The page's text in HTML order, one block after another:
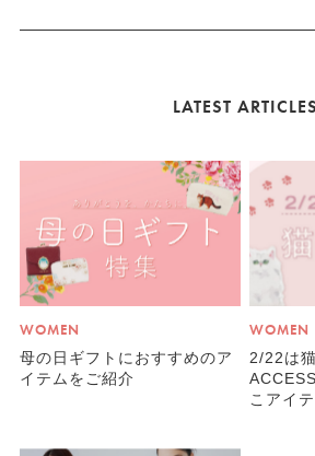
LATEST ARTICLES
WOMEN
母の日ギフトにおすすめのア
イテムをご紹介
WOMEN
2/22は
こアイ